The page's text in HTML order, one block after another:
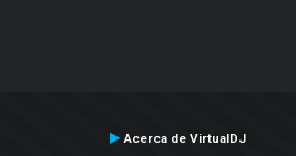
Acerca de VirtualDJ